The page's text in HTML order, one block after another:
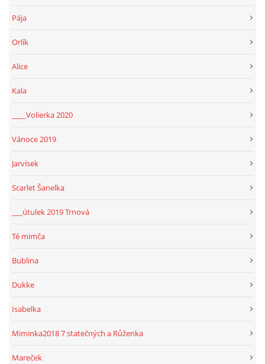
Pája
Orlík
Alice
Kala
____Volierka 2020
Vánoce 2019
Jarvísek
Scarlet Šanelka
___útulek 2019 Trnová
Té mimča
Bublina
Dukke
Isabelka
Miminka2018 7 statečných a Růženka
Mareček